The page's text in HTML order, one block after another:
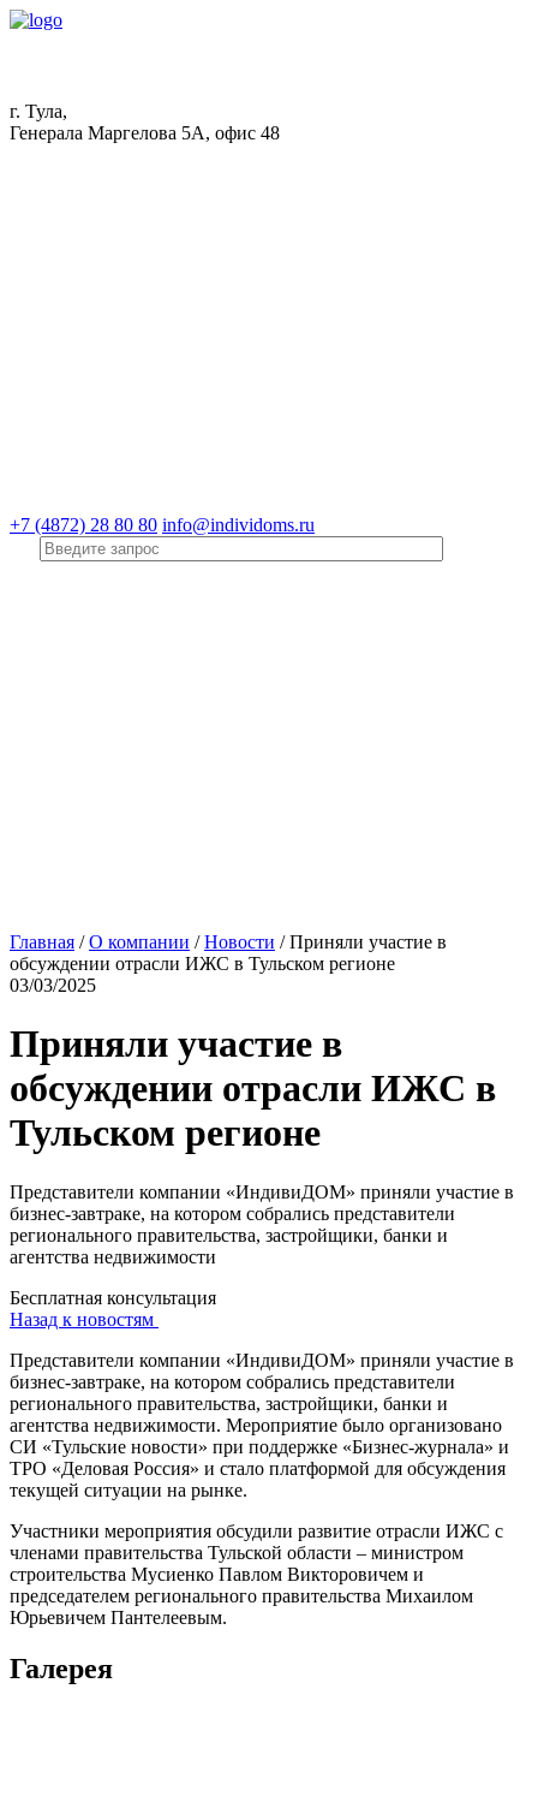
г. Тула,
Генерала Маргелова 5А, офис 48
+7 (4872) 28 80 80 info@individoms.ru
Главная /О компании /Новости /Приняли участие в
обсуждении отрасли ИЖС в Тульском регионе
03/03/2025
Приняли участие в
обсуждении отрасли ИЖС в
Тульском регионе
Представители компании «ИндивиДОМ» приняли участие в
бизнес-завтраке, на котором собрались представители
регионального правительства, застройщики, банки и
агентства недвижимости
Бесплатная консультация
Назад к новостям
Представители компании «ИндивиДОМ» приняли участие в
бизнес-завтраке, на котором собрались представители
регионального правительства, застройщики, банки и
агентства недвижимости. Мероприятие было организовано
СИ «Тульские новости» при поддержке «Бизнес-журнала» и
ТРО «Деловая Россия» и стало платформой для обсуждения
текущей ситуации на рынке.
Участники мероприятия обсудили развитие отрасли ИЖС с
членами правительства Тульской области – министром
строительства Мусиенко Павлом Викторовичем и
председателем регионального правительства Михаилом
Юрьевичем Пантелеевым.
Галерея